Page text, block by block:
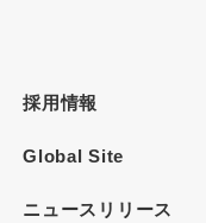
採用情報
Global Site
ニュースリリース